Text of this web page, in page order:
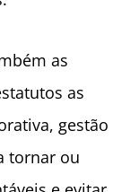
as
as
gestão
tornar ou